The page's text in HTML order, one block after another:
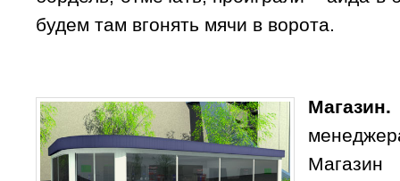
будем там вгонять мячи в ворота.